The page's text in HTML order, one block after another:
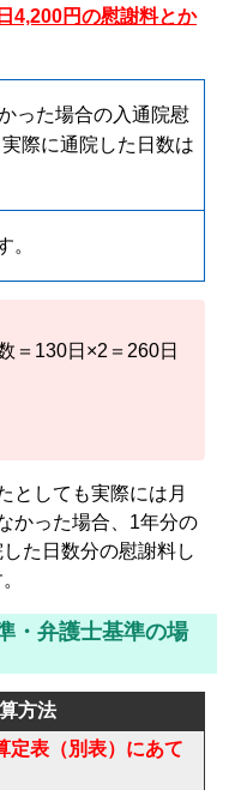
4,200円の慰謝料とか
った場合の入通院慰
際に通院した日数は
。
130日×2＝260日
としても実際には月
かった場合、1年分の
た日数分の慰謝料し
・弁護士基準の場
方法
定表（別表）にあて